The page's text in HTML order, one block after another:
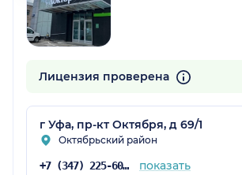
Лицензия проверена
г Уфа, пр-кт Октября, д 69/1
Октябрьский район
+7 (347) 225-60-81 показать